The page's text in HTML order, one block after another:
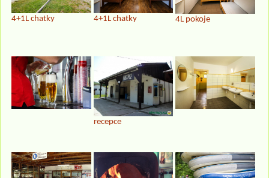
4+1L chatky 4+1L chatky 4L pokoje
recepce